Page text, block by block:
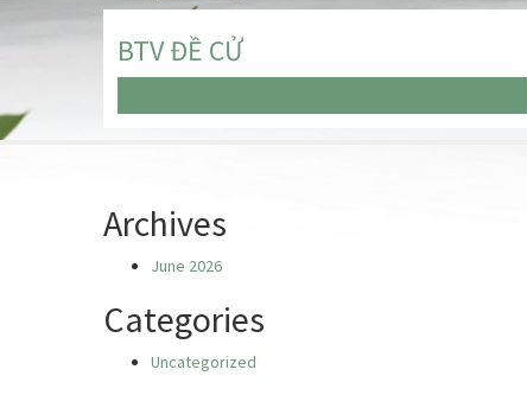
BTV ĐỀ CỬ
Archives
June 2026
Categories
Uncategorized